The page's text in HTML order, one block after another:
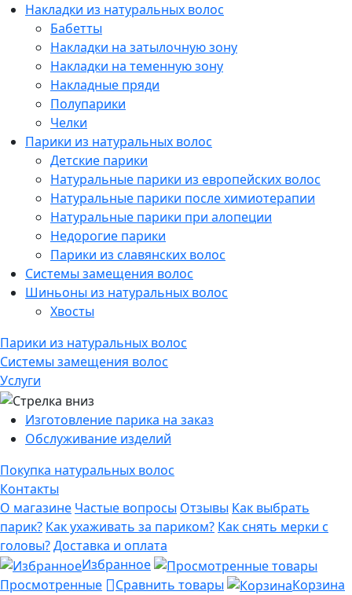
Накладки из натуральных волос
Бабетты
Накладки на затылочную зону
Накладки на теменную зону
Накладные пряди
Полупарики
Челки
Парики из натуральных волос
Детские парики
Натуральные парики из европейских волос
Натуральные парики после химиотерапии
Натуральные парики при алопеции
Недорогие парики
Парики из славянских волос
Системы замещения волос
Шиньоны из натуральных волос
Хвосты
Парики из натуральных волос
Системы замещения волос
Услуги
Изготовление парика на заказ
Обслуживание изделий
Покупка натуральных волос
Контакты
О магазине Частые вопросы Отзывы Как выбрать
парик? Как ухаживать за париком? Как снять мерки с
головы?Доставка и оплата
Избранное
Просмотренные
Сравнить товары
Корзина